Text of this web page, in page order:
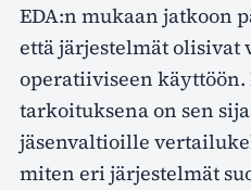
EDA:n mukaan jatkoon
että järjestelmät
operatiiviseen
tarkoituksena on sen
jäsenvaltioille
miten eri järjestelmät